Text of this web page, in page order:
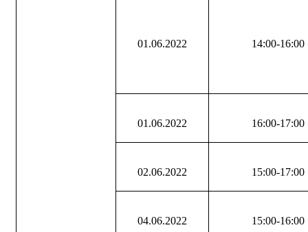
01.06.2022 14:00-16:00
01.06.2022 16:00-17:00
02.06.2022 15:00-17:00
04.06.2022 15:00-16:00